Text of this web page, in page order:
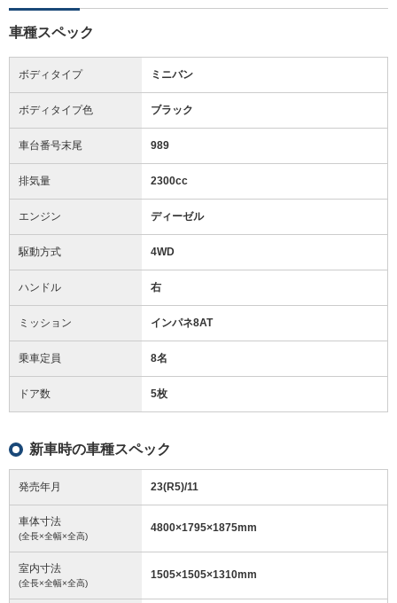
車種スペック
ボディタイプ ミニバン
ボディタイプ色 ブラック
車台番号末尾 989
排気量 2300cc
エンジン ディーゼル
駆動方式 4WD
ハンドル 右
ミッション インパネ8AT
乗車定員 8名
ドア数 5枚
新車時の車種スペック
発売年月 23(R5)/11
車体寸法
(全長×全幅×全高)
4800×1795×1875mm
室内寸法
(全長×全幅×全高)
1505×1505×1310mm